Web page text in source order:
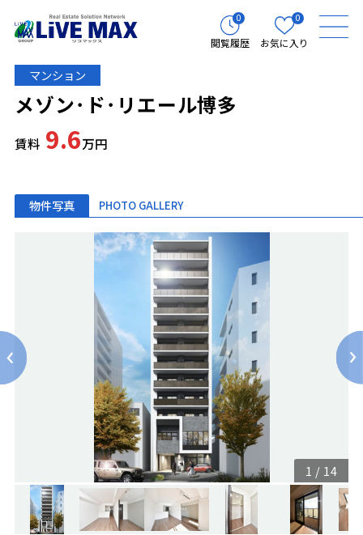
0
閲覧履歴
0
お気に入り
マンション
メゾン･ド･リエール博多
賃料 9.6万円
物件写真 PHOTO GALLERY
1 / 14